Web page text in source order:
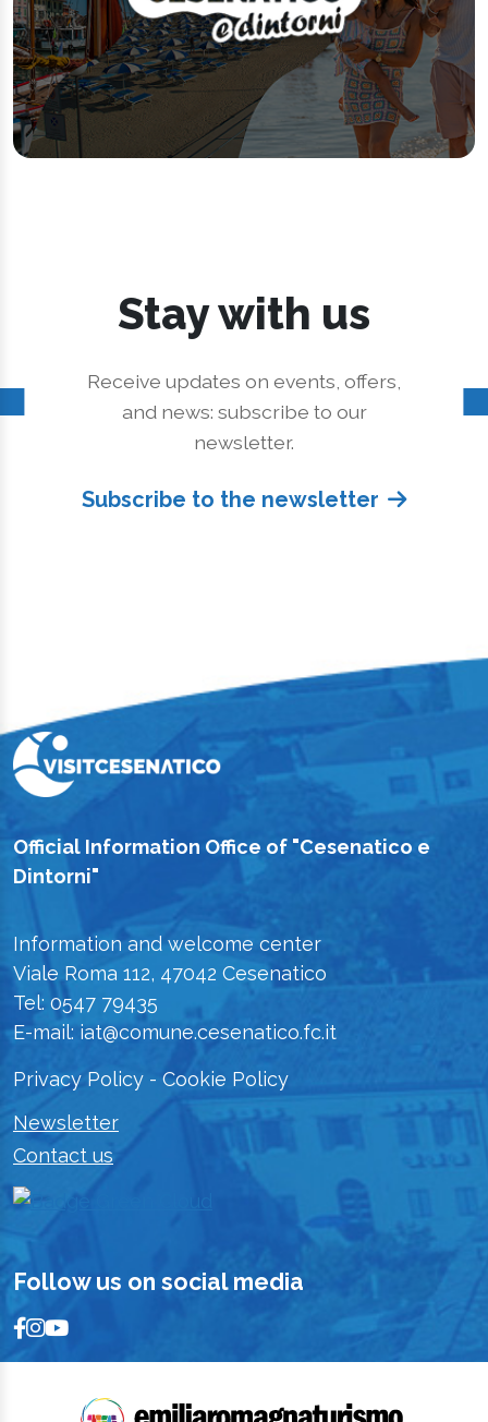
Stay with us
Receive updates on events, offers,
and news: subscribe to our
newsletter.
Subscribe to the newsletter
Official Information Office of "Cesenatico e
Dintorni"
Information and welcome center
Viale Roma 112, 47042 Cesenatico
Tel: 0547 79435
E-mail: iat@comune.cesenatico.fc.it
Privacy Policy - Cookie Policy
Newsletter
Contact us
Follow us on social media